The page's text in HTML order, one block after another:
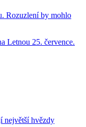
Rozuzlení by mohlo
Letnou 25. července.
největší hvězdy